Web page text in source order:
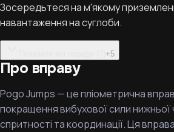
Зосередьтеся на м'якому
навантаження на суглоби.
+5
Про вправу
Pogo Jumps — це пліометрична
покращення вибухової сили нижньої
спритності та координації. Ця